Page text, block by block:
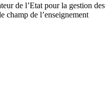
de l’Etat pour la gestion des
champ de l’enseignement